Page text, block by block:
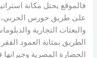
فالموقع يحتل مكانة
على طريق حورس الحربي،
والبعثات التجارية
الطريق بمثابة العمود
الحضارة المصرية